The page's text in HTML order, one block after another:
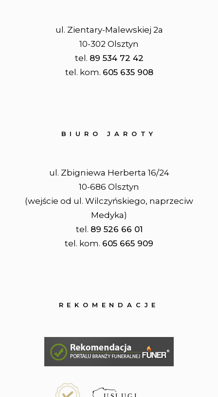
ul. Zientary-Malewskiej 2a
10-302 Olsztyn
tel. 89 534 72 42
tel. kom. 605 635 908
BIURO JAROTY
ul. Zbigniewa Herberta 16/24
10-686 Olsztyn
(wejście od ul. Wilczyńskiego, naprzeciw
Medyka)
tel. 89 526 66 01
tel. kom. 605 665 909
REKOMENDACJE